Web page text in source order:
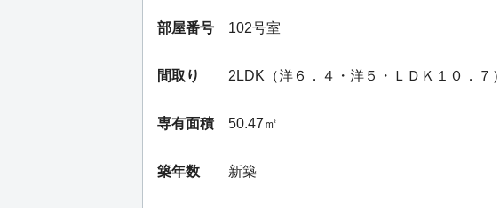
部屋番号 102号室
間取り 2LDK（洋６．４・洋５・ＬＤＫ１０．７）
専有面積 50.47㎡
築年数 新築